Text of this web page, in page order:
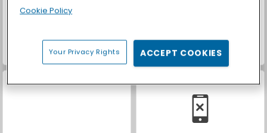
Casino World Royal Story
Cookie Policy
Your Privacy Rights ACCEPT COOKIES